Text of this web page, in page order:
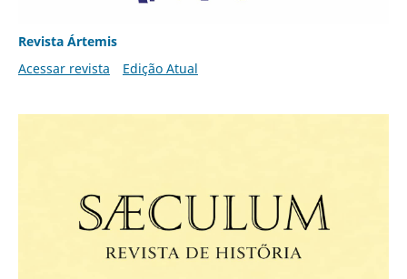
Revista Ártemis
Acessar revista
Edição Atual